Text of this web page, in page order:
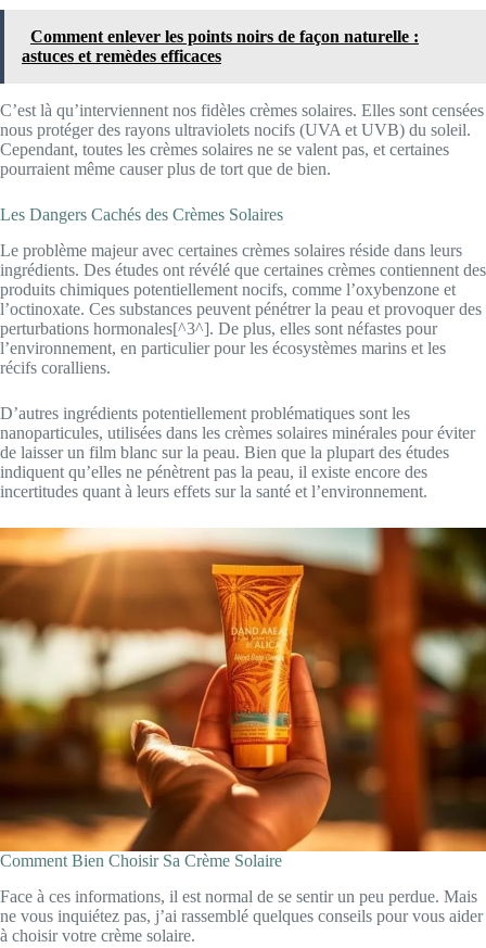
Comment enlever les points noirs de façon naturelle :
astuces et remèdes efficaces
C’est là qu’interviennent nos fidèles crèmes solaires. Elles sont censées
nous protéger des rayons ultraviolets nocifs (UVA et UVB) du soleil.
Cependant, toutes les crèmes solaires ne se valent pas, et certaines
pourraient même causer plus de tort que de bien.
Les Dangers Cachés des Crèmes Solaires
Le problème majeur avec certaines crèmes solaires réside dans leurs
ingrédients. Des études ont révélé que certaines crèmes contiennent des
produits chimiques potentiellement nocifs, comme l’oxybenzone et
l’octinoxate. Ces substances peuvent pénétrer la peau et provoquer des
perturbations hormonales[^3^]. De plus, elles sont néfastes pour
l’environnement, en particulier pour les écosystèmes marins et les
récifs coralliens.
D’autres ingrédients potentiellement problématiques sont les
nanoparticules, utilisées dans les crèmes solaires minérales pour éviter
de laisser un film blanc sur la peau. Bien que la plupart des études
indiquent qu’elles ne pénètrent pas la peau, il existe encore des
incertitudes quant à leurs effets sur la santé et l’environnement.
Comment Bien Choisir Sa Crème Solaire
Face à ces informations, il est normal de se sentir un peu perdue. Mais
ne vous inquiétez pas, j’ai rassemblé quelques conseils pour vous aider
à choisir votre crème solaire.